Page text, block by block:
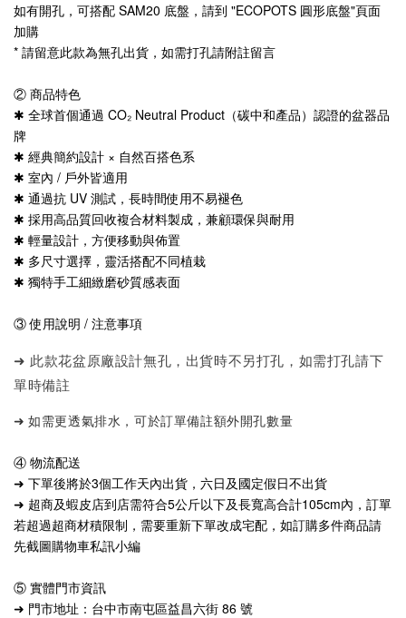
如有開孔，可搭配 SAM20 底盤，請到 "ECOPOTS 圓形底盤"頁面
加購
* 請留意此款為無孔出貨，如需打孔請附註留言
② 商品特色
✱ 全球首個通過 CO₂ Neutral Product（碳中和產品）認證的盆器品
牌
✱ 經典簡約設計 × 自然百搭色系
✱ 室內 / 戶外皆適用
✱ 通過抗 UV 測試，長時間使用不易褪色
✱ 採用高品質回收複合材料製成，兼顧環保與耐用
✱ 輕量設計，方便移動與佈置
✱ 多尺寸選擇，靈活搭配不同植栽
✱ 獨特手工細緻磨砂質感表面
③ 使用說明 / 注意事項
➜ 此款花盆原廠設計無孔，出貨時不另打孔，如需打孔請下
單時備註
➜ 如需更透氣排水，可於訂單備註額外開孔數量
④ 物流配送
➜ 下單後將於3個工作天內出貨，六日及國定假日不出貨
➜ 超商及蝦皮店到店需符合5公斤以下及長寬高合計105cm內，訂單
若超過超商材積限制，需要重新下單改成宅配，如訂購多件商品請
先截圖購物車私訊小編
⑤ 實體門市資訊
➜ 門市地址：台中市南屯區益昌六街 86 號